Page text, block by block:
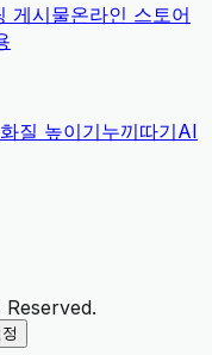
게시물온라인 스토어
질 높이기누끼따기AI